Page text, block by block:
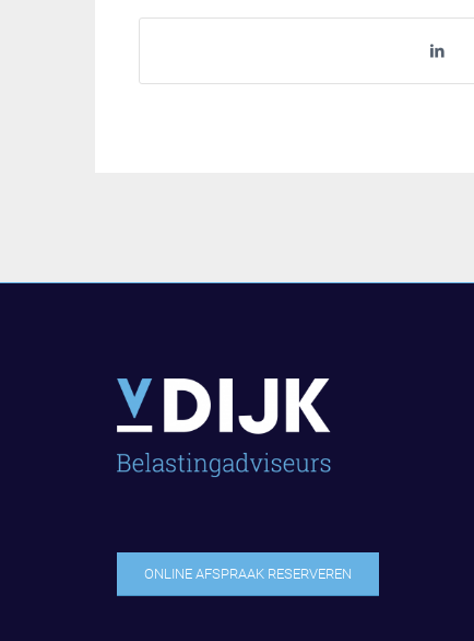
ONLINE AFSPRAAK RESERVEREN